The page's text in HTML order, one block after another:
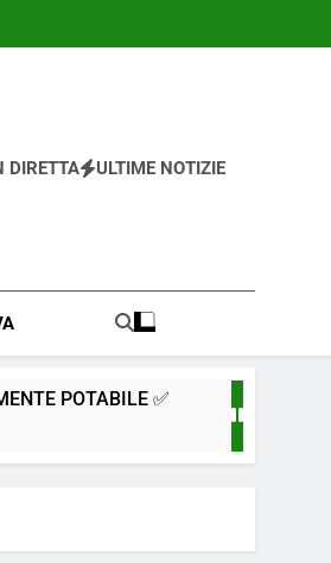
DIRETTA ULTIME NOTIZIE
POTABILE ✅